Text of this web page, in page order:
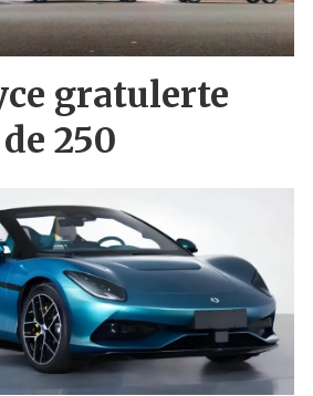
gratulerte
250